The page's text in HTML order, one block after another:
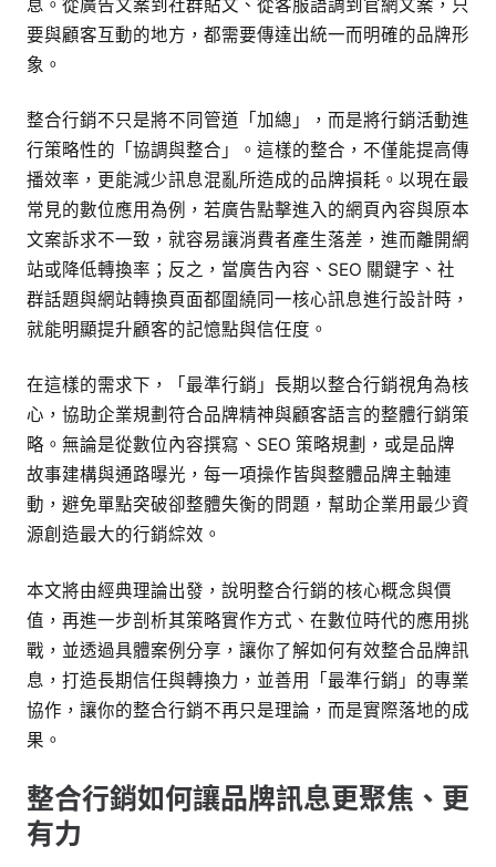
息。從廣告文案到社群貼文、從客服語調到官網文案，只
要與顧客互動的地方，都需要傳達出統一而明確的品牌形
象。
整合行銷不只是將不同管道「加總」，而是將行銷活動進
行策略性的「協調與整合」。這樣的整合，不僅能提高傳
播效率，更能減少訊息混亂所造成的品牌損耗。以現在最
常見的數位應用為例，若廣告點擊進入的網頁內容與原本
文案訴求不一致，就容易讓消費者產生落差，進而離開網
站或降低轉換率；反之，當廣告內容、SEO 關鍵字、社
群話題與網站轉換頁面都圍繞同一核心訊息進行設計時，
就能明顯提升顧客的記憶點與信任度。
在這樣的需求下，「最準行銷」長期以整合行銷視角為核
心，協助企業規劃符合品牌精神與顧客語言的整體行銷策
略。無論是從數位內容撰寫、SEO 策略規劃，或是品牌
故事建構與通路曝光，每一項操作皆與整體品牌主軸連
動，避免單點突破卻整體失衡的問題，幫助企業用最少資
源創造最大的行銷綜效。
本文將由經典理論出發，說明整合行銷的核心概念與價
值，再進一步剖析其策略實作方式、在數位時代的應用挑
戰，並透過具體案例分享，讓你了解如何有效整合品牌訊
息，打造長期信任與轉換力，並善用「最準行銷」的專業
協作，讓你的整合行銷不再只是理論，而是實際落地的成
果。
整合行銷如何讓品牌訊息更聚焦、更
有力